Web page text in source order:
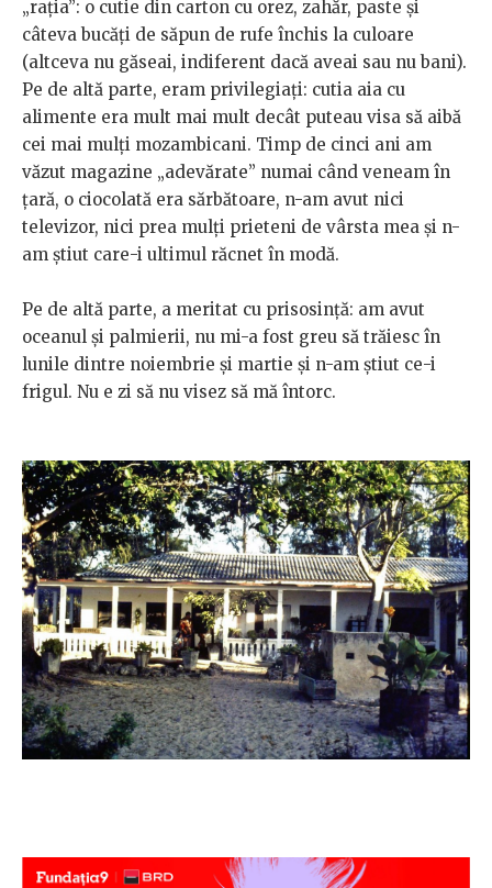
„raţia”: o cutie din carton cu orez, zahăr, paste şi
câteva bucăți de săpun de rufe închis la culoare
(altceva nu găseai, indiferent dacă aveai sau nu bani).
Pe de altă parte, eram privilegiaţi: cutia aia cu
alimente era mult mai mult decât puteau visa să aibă
cei mai mulţi mozambicani. Timp de cinci ani am
văzut magazine „adevărate” numai când veneam în
ţară, o ciocolată era sărbătoare, n-am avut nici
televizor, nici prea mulţi prieteni de vârsta mea şi n-
am ştiut care-i ultimul răcnet în modă.
Pe de altă parte, a meritat cu prisosinţă: am avut
oceanul şi palmierii, nu mi-a fost greu să trăiesc în
lunile dintre noiembrie şi martie şi n-am ştiut ce-i
frigul. Nu e zi să nu visez să mă întorc.